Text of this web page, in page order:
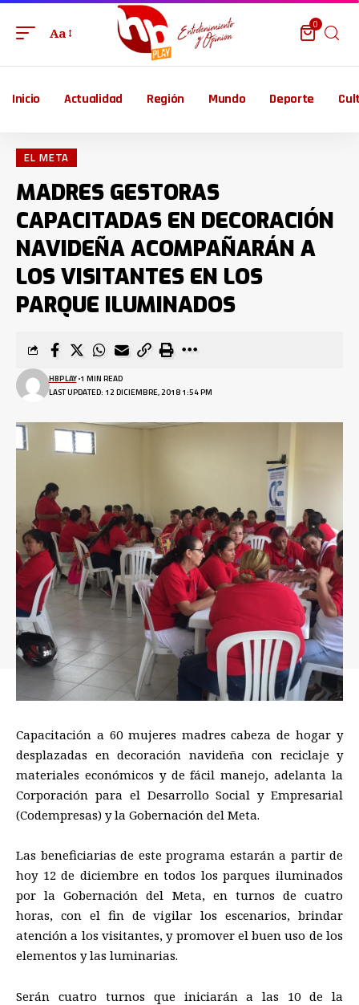
Aa
0
Inicio Actualidad Región Mundo Deporte
EL META
MADRES GESTORAS
CAPACITADAS EN DECORACIÓN
NAVIDEÑA ACOMPAÑARÁN A
LOS VISITANTES EN LOS
PARQUE ILUMINADOS
LAST UPDATED: 12 DICIEMBRE, 2018 1:54 PM
HBPLAY 1 MIN READ
Capacitación a 60 mujeres madres cabeza de hogar y
desplazadas en decoración navideña con reciclaje y
materiales económicos y de fácil manejo, adelanta la
Corporación para el Desarrollo Social y Empresarial
(Codempresas) y la Gobernación del Meta.
Las beneficiarias de este programa estarán a partir de
hoy 12 de diciembre en todos los parques iluminados
por la Gobernación del Meta, en turnos de cuatro
horas, con el fin de vigilar los escenarios, brindar
atención a los visitantes, y promover el buen uso de los
elementos y las luminarias.
Serán cuatro turnos que iniciarán a las 10 de la